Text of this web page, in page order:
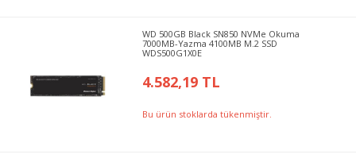
WD 500GB Black SN850 NVMe Okuma
7000MB-Yazma 4100MB M.2 SSD
WDS500G1X0E
4.582,19 TL
Bu ürün stoklarda tükenmiştir.